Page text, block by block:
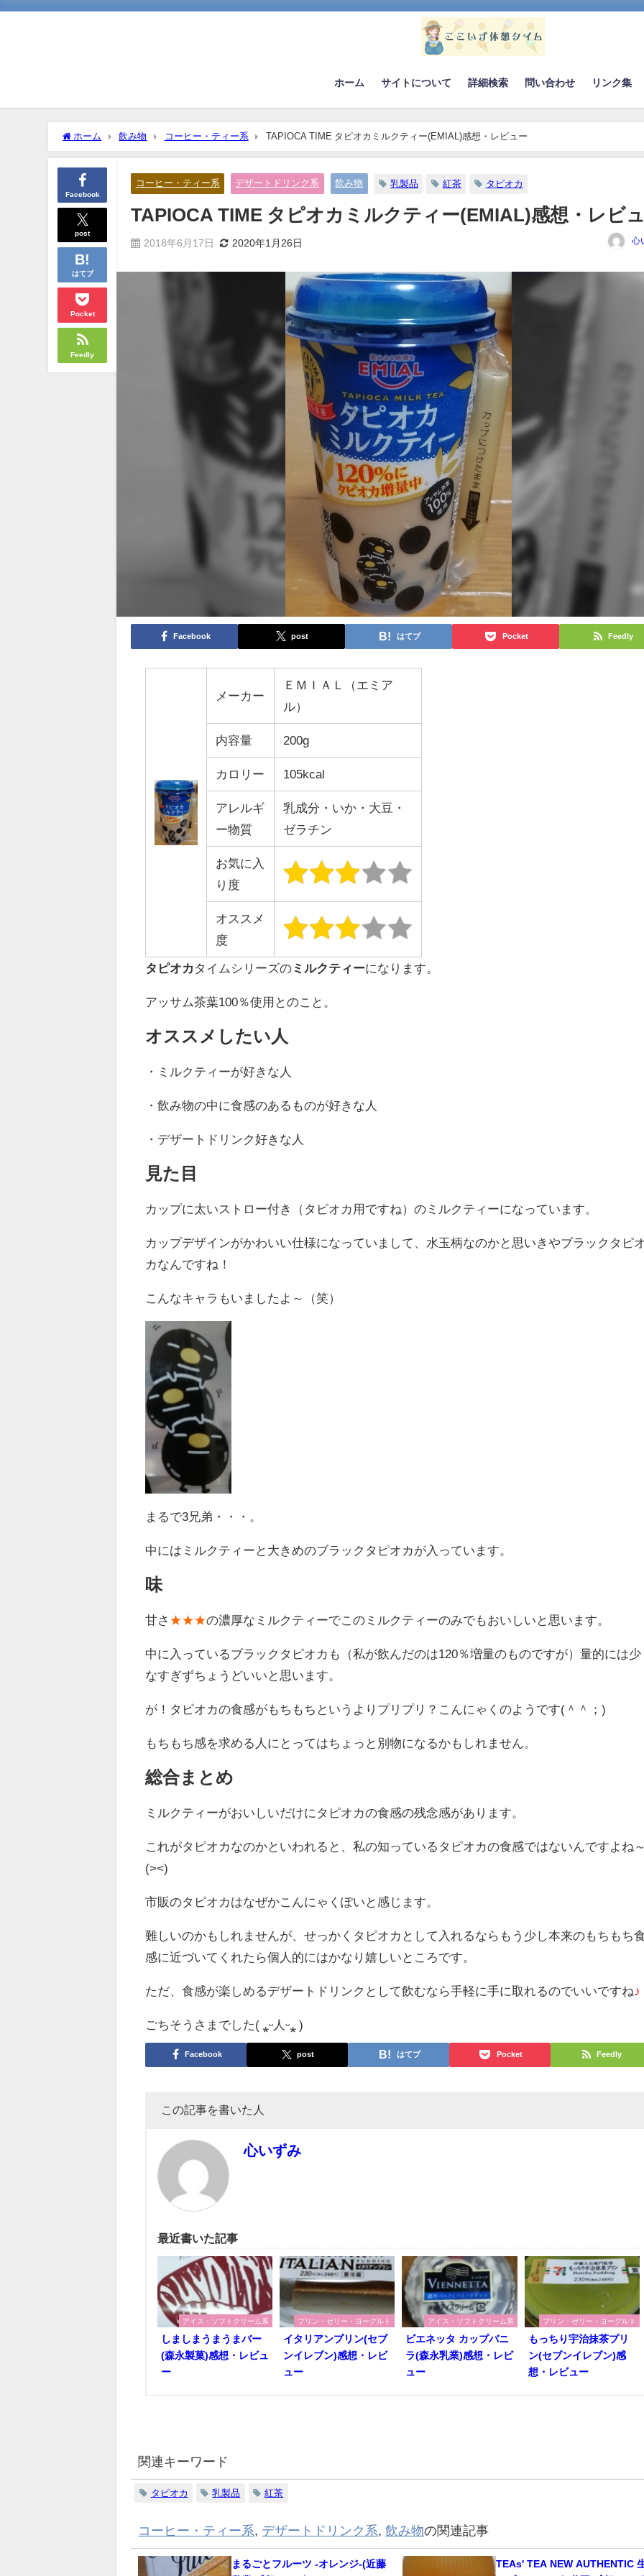
ホーム サイトについて 詳細検索 問い合わせ リンク集
ホーム 飲み物 コーヒー・ティー系 TAPIOCA TIME タピオカミルクティー(EMIAL)感想・レビュー
Facebook
post
はてブ
Pocket
Feedly
コーヒー・ティー系 デザートドリンク系 飲み物 乳製品 紅茶 タピオカ
TAPIOCA TIME タピオカミルクティー(EMIAL)感想・レビ
2018年6月17日 2020年1月26日 心
Facebook post はてブ Pocket Feedly
メーカー
ＥＭＩＡＬ（エミア
ル）
内容量 200g
カロリー 105kcal
アレルギ
ー物質
乳成分・いか・大豆・
ゼラチン
お気に入
り度
オススメ
度
タピオカ タイムシリーズの ミルクティーになります。
アッサム茶葉100％使用とのこと。
オススメしたい人
・ミルクティーが好きな人
・飲み物の中に食感のあるものが好きな人
・デザートドリンク好きな人
見た目
カップに太いストロー付き（タピオカ用ですね）のミルクティーになっています。
カップデザインがかわいい仕様になっていまして、水玉柄なのかと思いきやブラックタピ
カなんですね！
こんなキャラもいましたよ～（笑）
まるで3兄弟・・・。
中にはミルクティーと大きめのブラックタピオカが入っています。
味
甘さ ★★★の濃厚なミルクティーでこのミルクティーのみでもおいしいと思います。
中に入っているブラックタピオカも（私が飲んだのは120％増量のものですが）量的には少
なすぎずちょうどいいと思います。
が！タピオカの食感がもちもちというよりプリプリ？こんにゃくのようです(＾＾；)
もちもち感を求める人にとってはちょっと別物になるかもしれません。
総合まとめ
ミルクティーがおいしいだけにタピオカの食感の残念感があります。
これがタピオカなのかといわれると、私の知っているタピオカの食感ではないんですよね
(><)
市販のタピオカはなぜかこんにゃくぽいと感じます。
難しいのかもしれませんが、せっかくタピオカとして入れるならもう少し本来のもちもち
感に近づいてくれたら個人的にはかなり嬉しいところです。
ただ、食感が楽しめるデザートドリンクとして飲むなら手軽に手に取れるのでいいですね ♪
ごちそうさまでした( ⁎ᵕ人ᵕ⁎ )
Facebook post はてブ Pocket Feedly
この記事を書いた人
心いずみ
最近書いた記事
アイス・ソフトクリーム系
しましまうまうまバー
(森永製菓)感想・レビュ
ー
プリン・ゼリー・ヨーグルト
イタリアンプリン(セブ
ンイレブン)感想・レビ
ュー
アイス・ソフトクリーム系
ビエネッタ カップバニ
ラ(森永乳業)感想・レビ
ュー
プリン・ゼリー・ヨーグルト
もっちり宇治抹茶プリ
ン(セブンイレブン)感
想・レビュー
関連キーワード
タピオカ 乳製品 紅茶
コーヒー・ティー系, デザートドリンク系,飲み物の関連記事
まるごとフルーツ -オレンジ-(近藤
TEAs' TEA NEW AUTHENTIC